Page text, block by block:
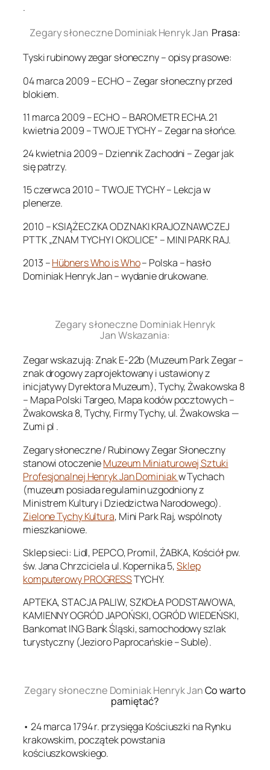
.
Zegary słoneczne Dominiak Henryk Jan Prasa:
Tyski rubinowy zegar słoneczny – opisy prasowe:
04 marca 2009 – ECHO – Zegar słoneczny przed
blokiem.
11 marca 2009 – ECHO – BAROMETR ECHA.21
kwietnia 2009 – TWOJE TYCHY – Zegar na słońce.
24 kwietnia 2009 – Dziennik Zachodni – Zegar jak
się patrzy.
15 czerwca 2010 – TWOJE TYCHY – Lekcja w
plenerze.
2010 – KSIĄŻECZKA ODZNAKI KRAJOZNAWCZEJ
PTTK „ZNAM TYCHY I OKOLICE” – MINI PARK RAJ.
2013 –Hübners Who is Who– Polska – hasło
Dominiak Henryk Jan – wydanie drukowane.
Zegary słoneczne Dominiak Henryk
Jan Wskazania:
Zegar wskazują: Znak E-22b (Muzeum Park Zegar –
znak drogowy zaprojektowany i ustawiony z
inicjatywy Dyrektora Muzeum), Tychy, Żwakowska 8
– Mapa Polski Targeo, Mapa kodów pocztowych –
Żwakowska 8, Tychy, Firmy Tychy, ul. Żwakowska —
Zumi pl .
Zegary słoneczne / Rubinowy Zegar Słoneczny
stanowi otoczenieMuzeum Miniaturowej Sztuki
Profesjonalnej Henryk Jan Dominiakw Tychach
(muzeum posiada regulamin uzgodniony z
Ministrem Kultury i Dziedzictwa Narodowego).
Zielone Tychy Kultura, Mini Park Raj, wspólnoty
mieszkaniowe.
Sklep sieci: Lidl, PEPCO, Promil, ŻABKA, Kościół pw.
św. Jana Chrzciciela ul. Kopernika 5,Sklep
komputerowy PROGRESSTYCHY.
APTEKA, STACJA PALIW, SZKOŁA PODSTAWOWA,
KAMIENNY OGRÓD JAPOŃSKI, OGRÓD WIEDEŃSKI,
Bankomat ING Bank Śląski, samochodowy szlak
turystyczny (Jezioro Paprocańskie – Suble).
Zegary słoneczne Dominiak Henryk JanCo warto
pamiętać?
• 24 marca 1794 r. przysięga Kościuszki na Rynku
krakowskim, początek powstania
kościuszkowskiego.